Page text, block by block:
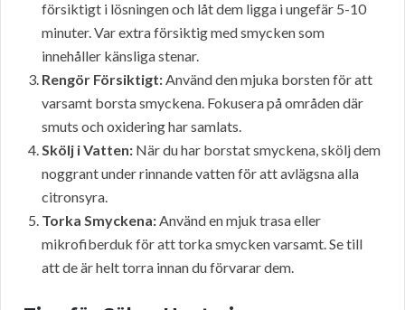
försiktigt i lösningen och låt dem ligga i ungefär 5-10
minuter. Var extra försiktig med smycken som
innehåller känsliga stenar.
Rengör Försiktigt:Använd den mjuka borsten för att
varsamt borsta smyckena. Fokusera på områden där
smuts och oxidering har samlats.
Skölj i Vatten: När du har borstat smyckena, skölj dem
noggrant under rinnande vatten för att avlägsna alla
citronsyra.
Torka Smyckena:Använd en mjuk trasa eller
mikrofiberduk för att torka smycken varsamt. Se till
att de är helt torra innan du förvarar dem.